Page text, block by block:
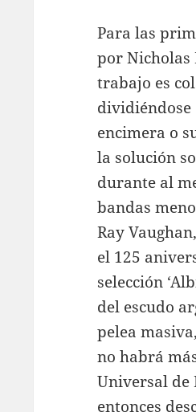
Para las
por Nicholas
trabajo es
dividiéndose
encimera o
la solución
durante al
bandas
Ray
el 125
selección
del escudo
pelea
no habrá
Universal de
entonces